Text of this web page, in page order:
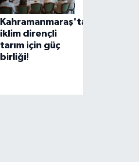
Kahramanmaraş'ta
iklim dirençli
tarım için güç
birliği!